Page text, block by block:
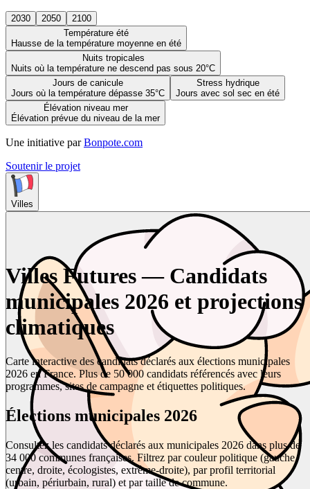
2030 2050
2100
Température été
Hausse de la température moyenne en été
Nuits tropicales
Nuits où la température ne descend pas sous 20°C
Jours de canicule
Jours où la température dépasse 35°C
Stress hydrique
Jours avec sol sec en été
Élévation niveau mer
Élévation prévue du niveau de la mer
Une initiative par Bonpote.com
Soutenir le projet
Villes
Villes Futures — Candidats
municipales 2026 et projections
climatiques
Carte interactive des candidats déclarés aux élections municipales
2026 en France. Plus de 50 000 candidats référencés avec leurs
programmes, sites de campagne et étiquettes politiques.
Élections municipales 2026
Consultez les candidats déclarés aux municipales 2026 dans plus de
34 000 communes françaises. Filtrez par couleur politique (gauche,
centre, droite, écologistes, extrême-droite), par profil territorial
(urbain, périurbain, rural) et par taille de commune.